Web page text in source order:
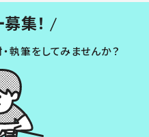
集！
執筆をしてみませんか？